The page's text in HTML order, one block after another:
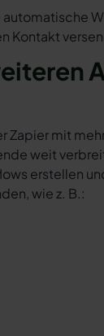
automatische
Kontakt
Zapier mit
weit
erstellen
wie z. B.: